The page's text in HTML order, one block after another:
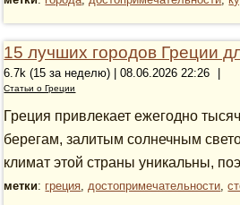
15 лучших городов Греции
6.7k (15 за неделю) | 08.06.2026 22:26
Статьи о Греции
Греция привлекает ежегодно
берегам, залитым солнечным
климат этой страны уникальны,
метки: греция,достопримечательности,